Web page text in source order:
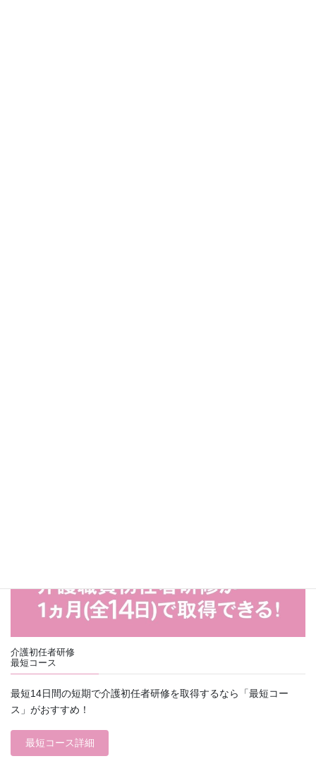
介護初任者研修
最短コース
最短14日間の短期で介護初任者研修を取得するなら「最短コー
ス」がおすすめ！
最短コース詳細